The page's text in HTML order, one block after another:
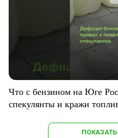
Что с бензином на Юге
спекулянты и кражи